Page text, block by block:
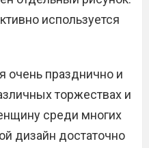
используется
очень празднично и
торжествах и
среди многих
дизайн достаточно